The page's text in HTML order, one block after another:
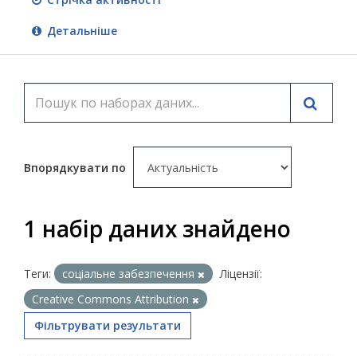
Детальніше
Впорядкувати по
1 набір даних знайдено
Теги: соціальне забезпечення
Ліцензії:
Creative Commons Attribution
Фільтрувати результати